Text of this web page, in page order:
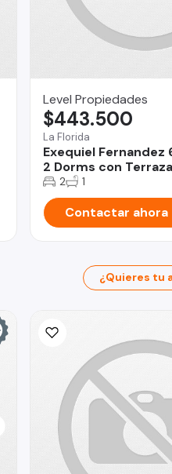
Level Propiedades
La Florida
Exequiel Fernandez
2 Dorms con
$443.500
2 1
Contactar ahora
¿Quieres tu